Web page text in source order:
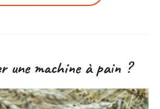
une machine à pain ?